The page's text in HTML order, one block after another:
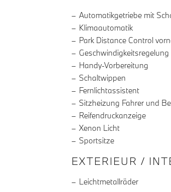
Automatikgetriebe mit
Klimaautomatik
Park Distance Control
Geschwindigkeitsregelung
Handy-Vorbereitung
Schaltwippen
Fernlichtassistent
Sitzheizung Fahrer und
Reifendruckanzeige
Xenon Licht
Sportsitze
EXTERIEUR /
Leichtmetallräder